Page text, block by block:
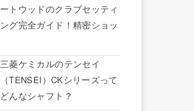
ートウッドのクラブセッティ
ング完全ガイド！精密ショッ
三菱ケミカルのテンセイ
（TENSEI）CKシリーズって
どんなシャフト？